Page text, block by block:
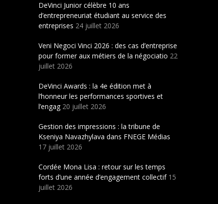
DeVinci Junior célèbre 10 ans
d’entrepreneuriat étudiant au service des
entreprises 24 juillet 2026
Veni Negoci Vinci 2026 : des cas d’entreprise
pour former aux métiers de la négociatio 22
juillet 2026
DeVinci Awards : la 4e édition met à
l’honneur les performances sportives et
l’engag 20 juillet 2026
Gestion des impressions : la tribune de
Kseniya Navazhylava dans FNEGE Médias
17 juillet 2026
Cordée Mona Lisa : retour sur les temps
forts d’une année d’engagement collectif 15
juillet 2026